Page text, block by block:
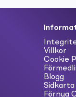
Villkor
Cookie
Blogg
Sidkarta
Förnya